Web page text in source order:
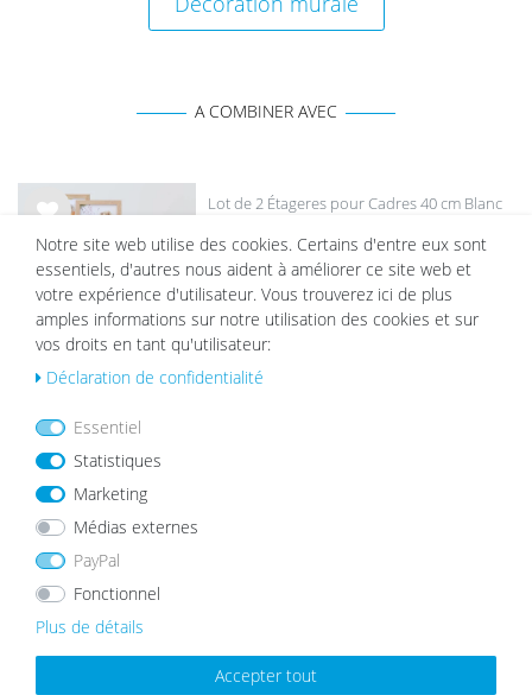
A COMBINER AVEC
List
e de
sou
hait
s
Lot de 2 Étageres pour Cadres 40 cm Blanc
22,99 €
List
sou
hait
s
MEILLEURES VENTES
Notre site web utilise des cookies. Certains d'entre eux sont
essentiels, d'autres nous aident à améliorer ce site web et
votre expérience d'utilisateur. Vous trouverez ici de plus
amples informations sur notre utilisation des cookies et sur
vos droits en tant qu'utilisateur:
Déclaration de confidentialité
Essentiel
Statistiques
Marketing
Médias externes
PayPal
Fonctionnel
Plus de détails
Accepter tout